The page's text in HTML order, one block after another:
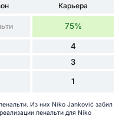
Карьера
75%
4
3
1
Из них Niko Janković забил
пенальти для Niko